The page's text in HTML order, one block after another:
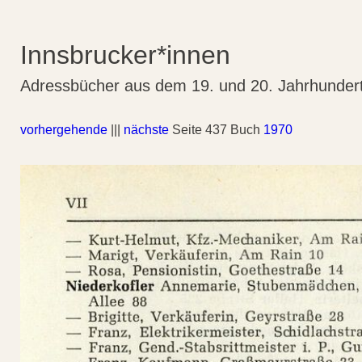
Innsbrucker*innen
Adressbücher aus dem 19. und 20.
vorhergehende nächste Seite 437 Buch 1970